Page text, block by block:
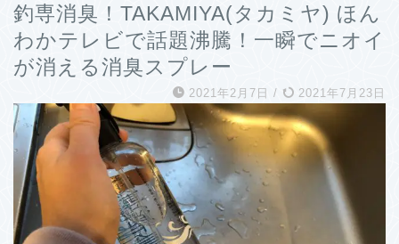
釣専消臭！TAKAMIYA(タカミヤ) ほん
わかテレビで話題沸騰！一瞬でニオイ
が消える消臭スプレー
2021年2月7日 / 2021年7月23日